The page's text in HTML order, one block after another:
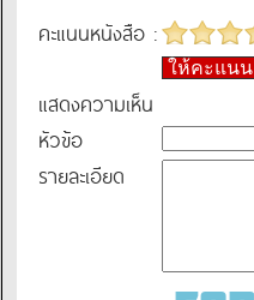
คะแนนหนังสือ :
ให้คะแนน
แสดงความเห็น
หัวข้อ
รายละเอียด